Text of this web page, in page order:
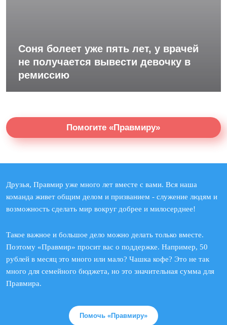
Соня болеет уже пять лет, у врачей
не получается вывести девочку в
ремиссию
Помогите «Правмиру»
Друзья, Правмир уже много лет вместе с вами. Вся наша
команда живет общим делом и призванием - служение людям и
возможность сделать мир вокруг добрее и милосерднее!
Такое важное и большое дело можно делать только вместе.
Поэтому «Правмир» просит вас о поддержке. Например, 50
рублей в месяц это много или мало? Чашка кофе? Это не так
много для семейного бюджета, но это значительная сумма для
Правмира.
Помочь «Правмиру»